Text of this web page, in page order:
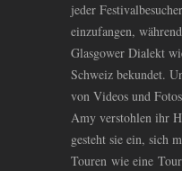
jeder
einzufangen,
Glasgower Dialekt
Schweiz bekundet.
von Videos und
Amy verstohlen ihr
gesteht sie ein, sich
Touren wie eine